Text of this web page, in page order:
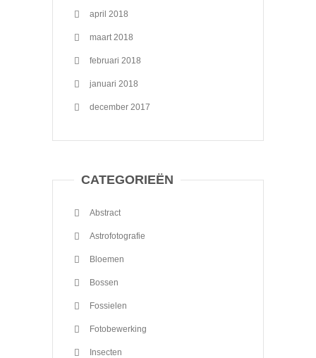
april 2018
maart 2018
februari 2018
januari 2018
december 2017
CATEGORIEËN
Abstract
Astrofotografie
Bloemen
Bossen
Fossielen
Fotobewerking
Insecten